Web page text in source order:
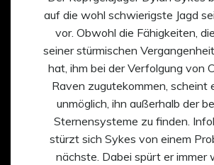
auf die wohl schwierigste Jagd
vor. Obwohl die Fähigkeiten,
seiner stürmischen
hat, ihm bei der Verfolgung von
Raven zugutekommen, scheint
unmöglich, ihn außerhalb der
Sternensysteme zu finden.
stürzt sich Sykes von einem
nächste. Dabei spürt er immer